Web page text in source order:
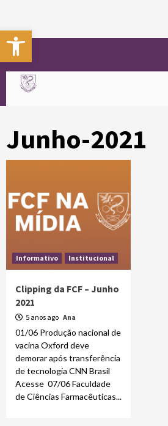
Abrir a barra de
Junho-2021
Informativo Institucional
Clipping da FCF – Junho
2021
5 anos ago Ana
01/06 Produção nacional de
vacina Oxford deve
demorar após transferência
de tecnologia CNN Brasil
Acesse 07/06 Faculdade
de Ciências Farmacêuticas...